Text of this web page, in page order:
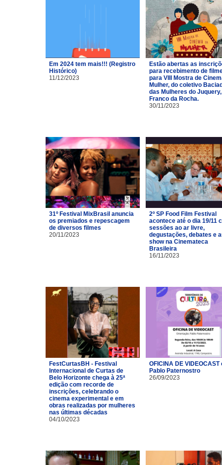
Em 2024 tem mais!!! (Registro
Histórico)
11/12/2023
Estão abertas as
para recebimento de
para VIII Mostra de
Mulher, do coletivo
das Mulheres do
Franco da Rocha.
30/11/2023
31º Festival MixBrasil anuncia
os premiados e repescagem
de diversos filmes
20/11/2023
2º SP Food Film Festival
acontece até o dia 19/11
sessões ao ar livre,
degustações, debates e
show na Cinemateca
Brasileira
16/11/2023
FestCurtasBH - Festival
Internacional de Curtas de
Belo Horizonte chega à 25ª
edição com recorde de
inscrições, celebrando o
cinema experimental e em
obras realizadas por mulheres
nas últimas décadas
04/10/2023
OFICINA DE VIDEOCAST
Pablo Paternostro
26/09/2023